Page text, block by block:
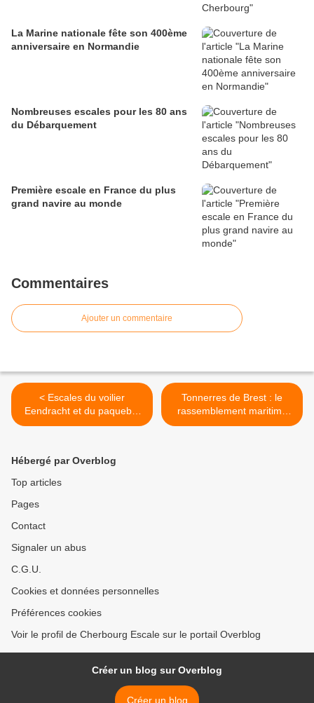
La Marine nationale fête son 400ème
anniversaire en Normandie
Nombreuses escales pour les 80 ans
du Débarquement
Première escale en France du plus
grand navire au monde
Commentaires
Ajouter un commentaire
< Escales du voilier
Eendracht et du paquebot
Astor
Tonnerres de Brest : le
rassemblement maritime
fête ses 20 ans >
Hébergé par Overblog
Top articles
Pages
Contact
Signaler un abus
C.G.U.
Cookies et données personnelles
Préférences cookies
Voir le profil de Cherbourg Escale sur le portail Overblog
Créer un blog sur Overblog
Créer un blog